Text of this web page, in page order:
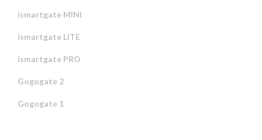
ismartgate MINI
ismartgate LITE
ismartgate PRO
Gogogate 2
Gogogate 1